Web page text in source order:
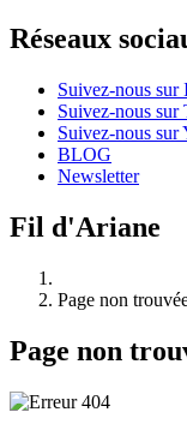
Réseaux
Suivez-nous sur
Suivez-nous sur
Suivez-nous sur
BLOG
Newsletter
Fil d'Ariane
Page non
Page non